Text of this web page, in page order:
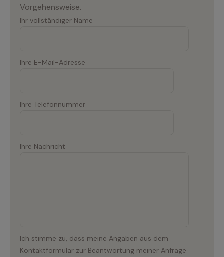
Ihr vollständiger Name
Ihre E-Mail-Adresse
Ihre Telefonnummer
Ihre Nachricht
Ich stimme zu, dass meine Angaben aus dem
Kontaktformular zur Beantwortung meiner Anfrage
Vorgehensweise.